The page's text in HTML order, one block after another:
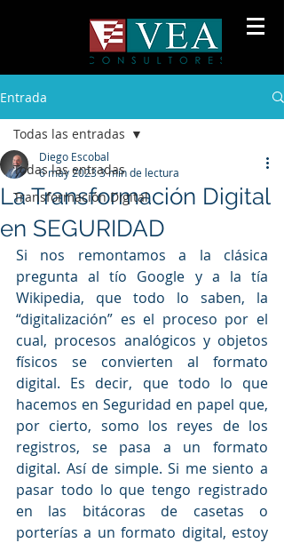
Entrada
Todas las entradas
Transformación Digital
Todas las entradas
La Transformación Digital
en SEGURIDAD
Diego Escobal
6 may 20233 min de lectura
Si nos remontamos a la clásica
pregunta al tío Google y a la tía
Wikipedia, que todo lo saben, la
“digitalización” es el proceso por el
cual, procesos analógicos y objetos
físicos se convierten al formato
digital. Es decir, que todo lo que
hacemos en Seguridad en papel que,
por cierto, somo los reyes de los
registros, se pasa a un formato
digital. Así de simple. Si me siento a
pasar todo lo que tengo registrado
en las bitácoras de casetas o
porterías a un formato digital, estoy